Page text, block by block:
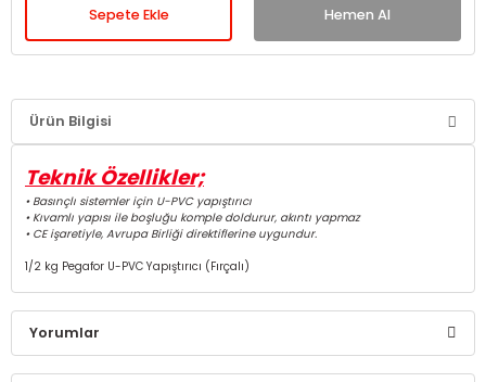
Sepete Ekle Hemen Al
Ürün Bilgisi
Teknik Özellikler;
• Basınçlı sistemler için U-PVC yapıştırıcı
• Kıvamlı yapısı ile boşluğu komple doldurur, akıntı yapmaz
• CE işaretiyle, Avrupa Birliği direktiflerine uygundur.
1/2 kg Pegafor U-PVC Yapıştırıcı (Fırçalı)
Yorumlar